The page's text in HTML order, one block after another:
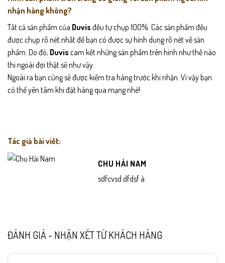
nhận hàng không?
Tất cả sản phẩm của Duvis đều tự chụp 100%. Các sản phẩm đều
được chụp rõ nét nhất để bạn có được sự hình dung rõ nét về sản
phẩm. Do đó, Duvis cam kết những sản phẩm trên hình như thế nào
thì ngoài đợi thật sẽ như vậy.
Ngoài ra bạn cũng sẽ được kiểm tra hàng trước khi nhận. Vì vậy bạn
có thể yên tâm khi đặt hàng qua mạng nhé!
Tác giả bài viết:
CHU HẢI NAM
sdfcvsd dfdsf à
ĐÁNH GIÁ - NHẬN XÉT TỪ KHÁCH HÀNG